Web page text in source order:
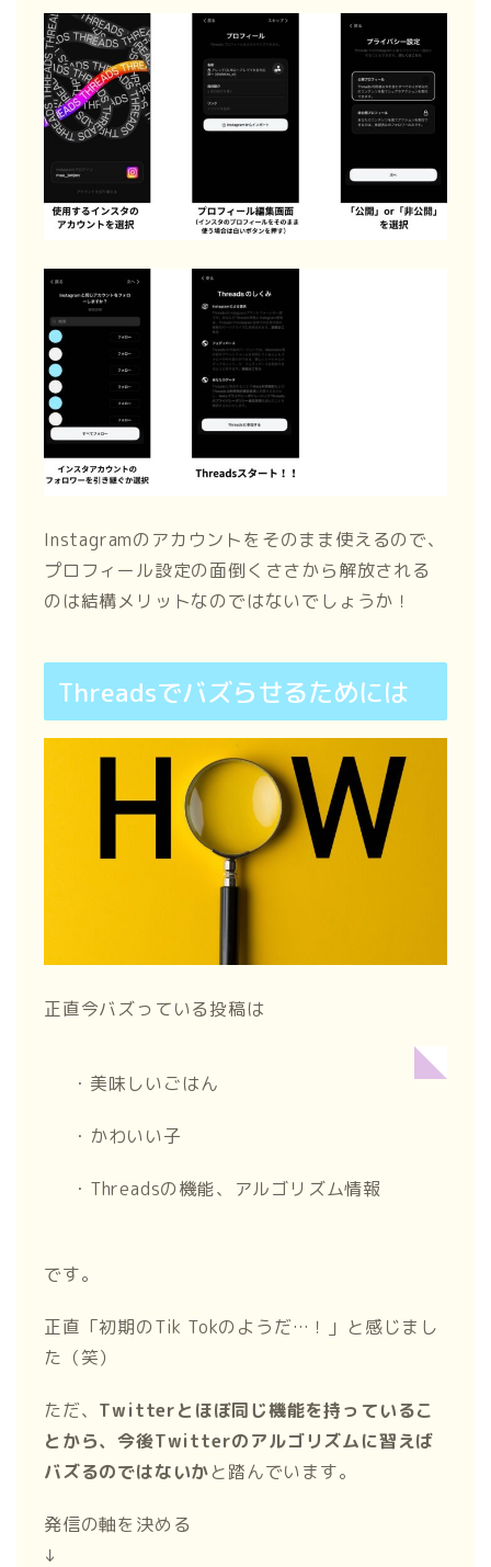
Instagramのアカウントをそのまま使えるので、
プロフィール設定の面倒くささから解放される
のは結構メリットなのではないでしょうか！
Threadsでバズらせるためには
正直今バズっている投稿は
・美味しいごはん
・かわいい子
・Threadsの機能、アルゴリズム情報
です。
正直「初期のTik Tokのようだ…！」と感じまし
た（笑）
ただ、 Twitterとほぼ同じ機能を持っているこ
とから、今後Twitterのアルゴリズムに習えば
バズるのではないかと踏んでいます。
発信の軸を決める
↓